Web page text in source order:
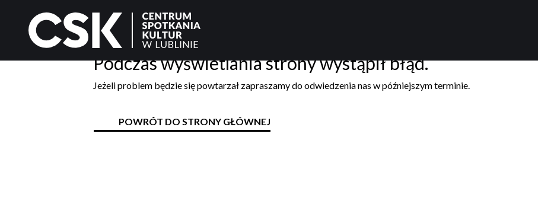
Podczas wyświetlania strony wystąpił błąd.
Jeżeli problem będzie się powtarzał zapraszamy do odwiedzenia nas w późniejszym terminie.
POWRÓT DO STRONY GŁÓWNEJ